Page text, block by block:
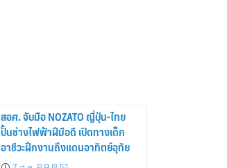
สอศ. จับมือ NOZATO ญี่ปุ่น-ไทย
ปั้นช่างไฟฟ้าฝีมือดี เปิดทางเด็ก
อาชีวะฝึกงานถึงแดนอาทิตย์อุทัย